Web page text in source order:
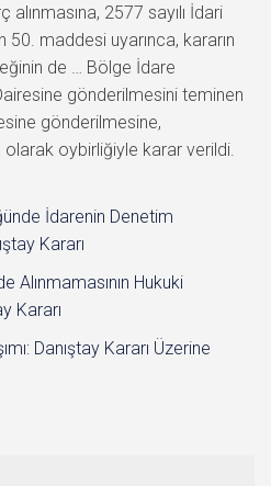
2577 sayılı İdari
50. maddesi uyarınca, kararın
de … Bölge İdare
gönderilmesini teminen
gönderilmesine,
oybirliğiyle karar verildi.
İdarenin Denetim
Kararı
Alınmamasının Hukuki
Kararı
Danıştay Kararı Üzerine